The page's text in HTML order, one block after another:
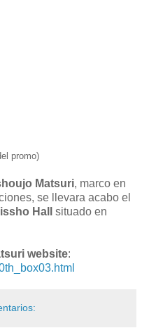
promo)
Matsuri, marco en
se llevara acabo el
Hall situado en
website: